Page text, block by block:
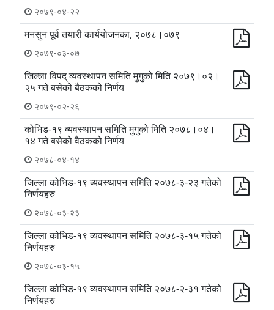
२०७९-०४-२२
मनसुन पूर्व तयारी कार्ययोजनका, २०७८।०७९
२०७९-०३-०७
जिल्ला विपद् व्यवस्थापन समिति मुगुको मिति २०७९।०२।
२५ गते बसेको बैठकको निर्णय
२०७९-०२-२६
कोभिड-१९ व्यवस्थापन समिति मुगुको मिति २०७८।०४।
१४ गते बसेको वैठकको निर्णय
२०७८-०४-१४
जिल्ला कोभिड-१९ व्यवस्थापन समिति २०७८-३-२३ गतेको
निर्णयहरु
२०७८-०३-२३
जिल्ला कोभिड-१९ व्यवस्थापन समिति २०७८-३-१५ गतेको
निर्णयहरु
२०७८-०३-१५
जिल्ला कोभिड-१९ व्यवस्थापन समिति २०७८-२-३१ गतेको
निर्णयहरु